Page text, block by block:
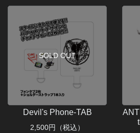
SOLD OUT
Devil's Phone-TAB
2,500円（税込）